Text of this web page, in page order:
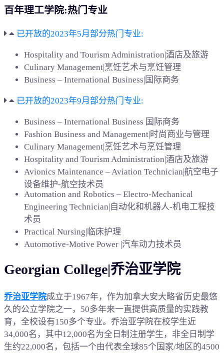
百年理工学院:热门专业
已开放的2023年5月部分热门专业:
Hospitality and Tourism Administration|酒店及旅游
Culinary Management|烹饪艺术与烹饪管理
Business – International Business|国际商务
已开放的2023年9月部分热门专业:
Business – International Business 国际商务
Fashion Business and Management|时尚商业与管理
Culinary Management|烹饪艺术与烹饪管理
Hospitality and Tourism Administration|酒店及旅游
Avionics Maintenance – Aviation Technician|航空电子
设备维护-航空技术员
Automation and Robotics – Electro-Mechanical
Engineering Technician|自动化和机器人-机电工程技
术员
Practical Nursing|临床护理
Automotive-Motive Power |汽车动力技术员
Georgian College|乔治亚学院
乔治亚学院成立于1967年，作为加拿大安大略省历史最悠
久的公立学院之一，50多年来一直提供高质量的实践教
育，全校设有150多个专业。乔治亚学院在校学生近
34,000名，其中12,000名为全日制注册学生，非全日制学
生约22,000名，包括一个由代表全球85个国家/地区的4500